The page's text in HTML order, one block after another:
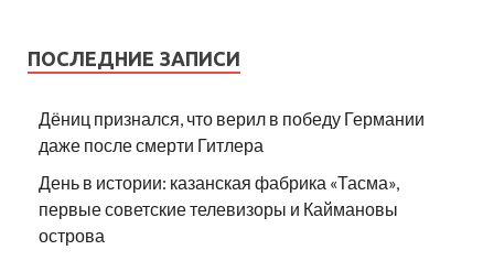
ПОСЛЕДНИЕ ЗАПИСИ
Дёниц признался, что верил в победу Германии
даже после смерти Гитлера
День в истории: казанская фабрика «Тасма»,
первые советские телевизоры и Каймановы
острова